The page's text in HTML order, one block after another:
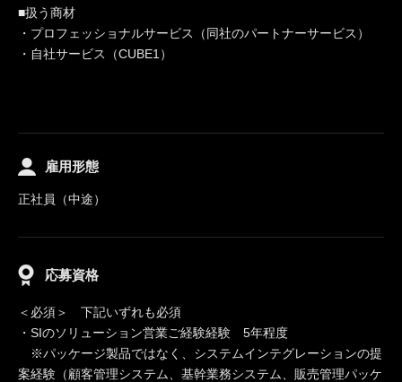
■扱う商材
・プロフェッショナルサービス（同社のパートナーサービス）
・自社サービス（CUBE1）
雇用形態
正社員（中途）
応募資格
＜必須＞ 下記いずれも必須
・SIのソリューション営業ご経験経験 5年程度
※パッケージ製品ではなく、システムインテグレーションの提
案経験（顧客管理システム、基幹業務システム、販売管理パッケ